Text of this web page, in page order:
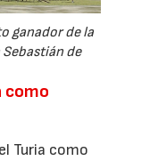
ganador de la
de
como
Turia como